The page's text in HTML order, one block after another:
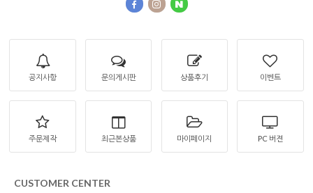
공지사항 문의게시판 상품후기 이벤트
주문제작 최근본상품 마이페이지 PC 버젼
CUSTOMER CENTER